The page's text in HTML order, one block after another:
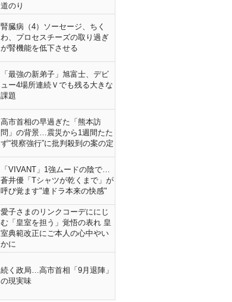
道のり
腎臓病（4）ソーセージ、ちく
わ、プロセスチーズの取り過ぎ
が腎機能を低下させる
「最強の新弟子」旭富士、デビ
ュー4場所連続Ｖでも残る大きな
課題
高市首相の早過ぎた「熊本訪
問」の背景…震災から1週間たた
ず“視察強行”に批判殺到の案の定
「VIVANT」1強ムードの陰で…
蒼井優「Tシャツが乾くまで」が
呼び覚ます"連ドラ本来の快感"
愛子さまのリンクコーデににじ
む「皇室を担う」覚悟の表れ 皇
室典範改正にご本人の心中やい
かに
続く政局…高市首相「9月退陣」
の現実味